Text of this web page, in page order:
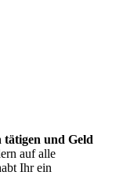
und Geld
auf alle
Ihr ein